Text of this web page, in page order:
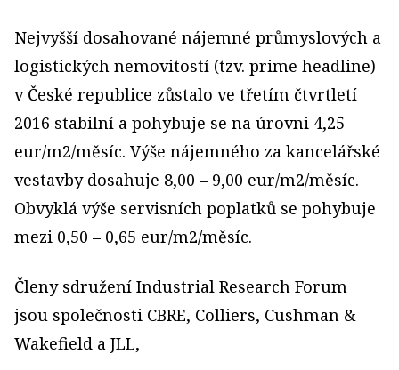
Nejvyšší dosahované nájemné průmyslových a
logistických nemovitostí (tzv. prime headline)
v České republice zůstalo ve třetím čtvrtletí
2016 stabilní a pohybuje se na úrovni 4,25
eur/m2/měsíc. Výše nájemného za kancelářské
vestavby dosahuje 8,00 – 9,00 eur/m2/měsíc.
Obvyklá výše servisních poplatků se pohybuje
mezi 0,50 – 0,65 eur/m2/měsíc.
Členy sdružení Industrial Research Forum
jsou společnosti CBRE, Colliers, Cushman &
Wakefield a JLL,